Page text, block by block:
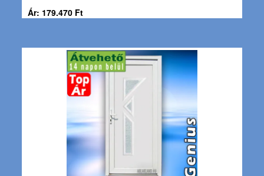
Ár: 179.470 Ft